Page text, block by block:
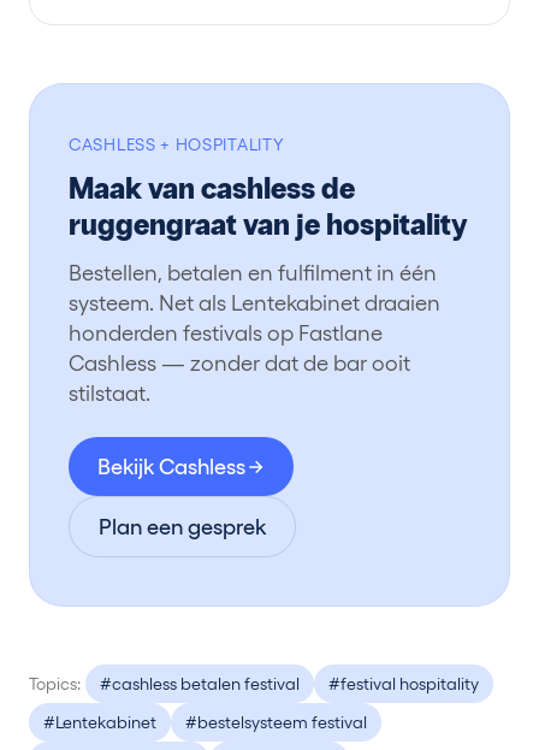
CASHLESS + HOSPITALITY
Maak van cashless de
ruggengraat van je hospitality
Bestellen, betalen en fulfilment in één
systeem. Net als Lentekabinet draaien
honderden festivals op Fastlane
Cashless — zonder dat de bar ooit
stilstaat.
Bekijk Cashless
Plan een gesprek
Topics: #cashless betalen festival
#festival hospitality
#Lentekabinet
#bestelsysteem festival